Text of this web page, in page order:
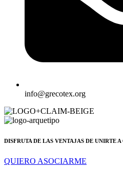
info@grecotex.org
DISFRUTA DE LAS VENTAJAS DE UNIRTE
QUIERO ASOCIARME